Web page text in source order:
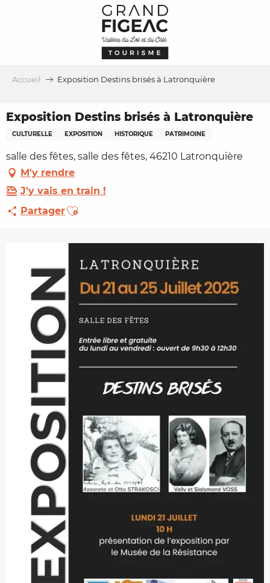
Accueil Exposition Destins brisés à Latronquière
Exposition Destins brisés à Latronquière
CULTURELLE EXPOSITION HISTORIQUE PATRIMOINE
salle des fêtes, salle des fêtes, 46210 Latronquière
M'y rendre
J'y vais en train !
PartagerAjouter aux favoris